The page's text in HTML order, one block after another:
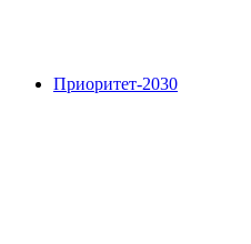
Приоритет-2030